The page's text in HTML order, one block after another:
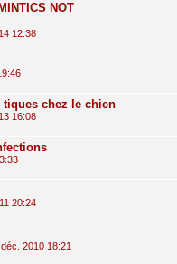
NOT
12:38
tiques chez le chien
16:08
20:24
2010 18:21